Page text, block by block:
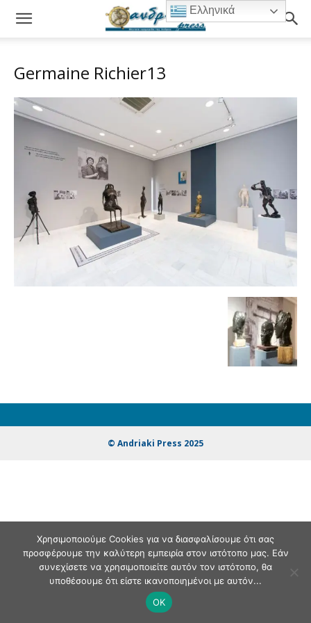
Germaine Richier13
© Andriaki Press 2025
Ελληνικά
Χρησιμοποιούμε Cookies για να διασφαλίσουμε ότι σας
προσφέρουμε την καλύτερη εμπειρία στον ιστότοπο μας. Εάν
συνεχίσετε να χρησιμοποιείτε αυτόν τον ιστότοπο, θα
υποθέσουμε ότι είστε ικανοποιημένοι με αυτόν...
OK